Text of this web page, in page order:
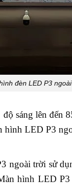
đèn LED P3
sáng lên đến
LED P3
ngoài trời sử
hình LED